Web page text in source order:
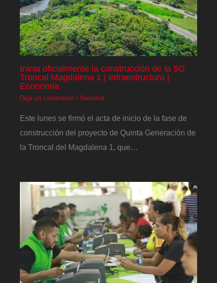
Inicia oficialmente la construcción de la 5G
Troncal Magdalena 1 | Infraestructura |
Economía
Deja un comentario / Nacional
Este lunes se firmó el acta de inicio de la fase de
construcción del proyecto de Quinta Generación de
la Troncal del Magdalena 1, que…